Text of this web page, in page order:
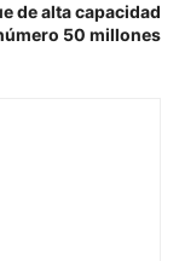
de alta capacidad
50 millones